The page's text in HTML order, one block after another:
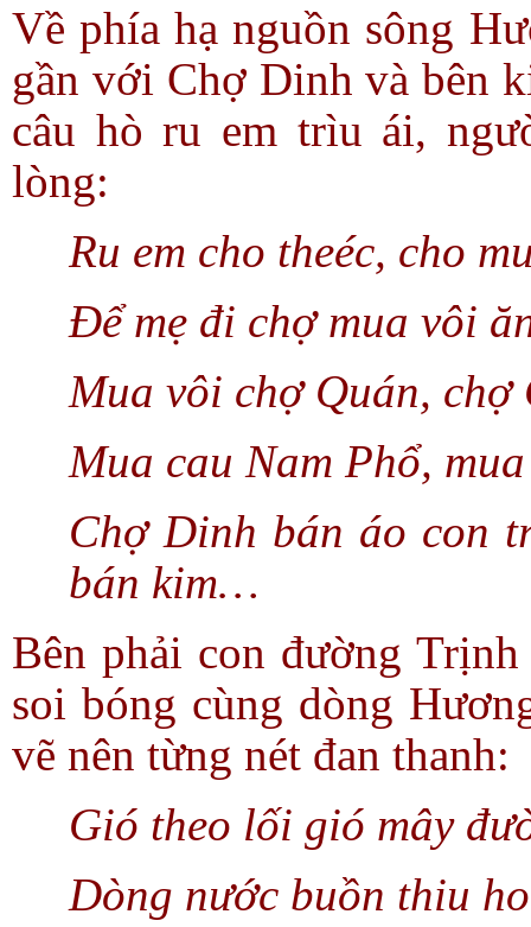
Về phía hạ nguồn sông
gần với Chợ Dinh và bên
câu hò ru em trìu ái,
lòng:
Ru em cho theéc, cho
Để mẹ đi chợ mua vôi
Mua vôi chợ Quán, chợ
Mua cau Nam Phổ,
Chợ Dinh bán áo con
bán kim…
Bên phải con đường
soi bóng cùng dòng
vẽ nên từng nét đan thanh:
Gió theo lối gió mây
Dòng nước buồn thiu